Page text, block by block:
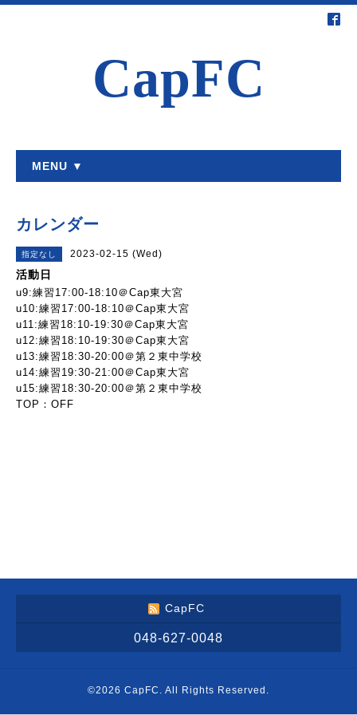
CapFC
MENU ▼
カレンダー
指定なし 2023-02-15 (Wed)
活動日
u9:練習17:00-18:10＠Cap東大宮
u10:練習17:00-18:10＠Cap東大宮
u11:練習18:10-19:30＠Cap東大宮
u12:練習18:10-19:30＠Cap東大宮
u13:練習18:30-20:00＠第２東中学校
u14:練習19:30-21:00＠Cap東大宮
u15:練習18:30-20:00＠第２東中学校
TOP：OFF
CapFC
048-627-0048
©2026 CapFC . All Rights Reserved.